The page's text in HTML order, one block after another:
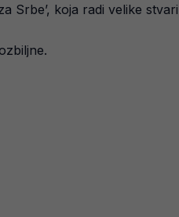
Srbe’, koja radi velike